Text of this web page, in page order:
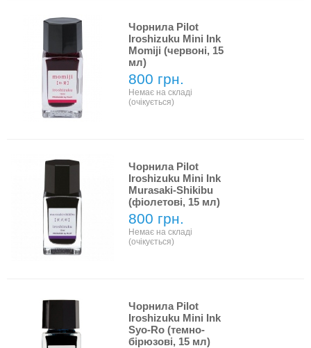
Чорнила Pilot
Iroshizuku Mini Ink
Momiji (червоні, 15
мл)
800 грн.
Немає на складі
(очікується)
Чорнила Pilot
Iroshizuku Mini Ink
Murasaki-Shikibu
(фіолетові, 15 мл)
800 грн.
Немає на складі
(очікується)
Чорнила Pilot
Iroshizuku Mini Ink
Syo-Ro (темно-
бірюзові, 15 мл)